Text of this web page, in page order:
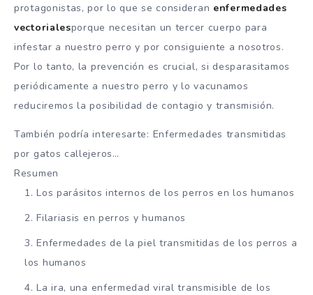
protagonistas, por lo que se consideran enfermedades
vectorialesporque necesitan un tercer cuerpo para
infestar a nuestro perro y por consiguiente a nosotros.
Por lo tanto, la prevención es crucial, si desparasitamos
periódicamente a nuestro perro y lo vacunamos
reduciremos la posibilidad de contagio y transmisión.
También podría interesarte: Enfermedades transmitidas
por gatos callejeros…
Resumen
Los parásitos internos de los perros en los humanos
Filariasis en perros y humanos
Enfermedades de la piel transmitidas de los perros a
los humanos
La ira, una enfermedad viral transmisible de los